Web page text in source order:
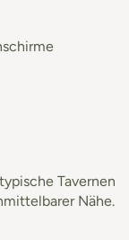
Tavernen
Nähe.